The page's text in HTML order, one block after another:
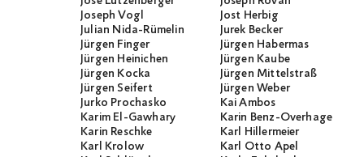
Joseph Vogl
Jost Herbig
Julian Nida-Rümelin
Jurek Becker
Jürgen Finger
Jürgen Habermas
Jürgen Heinichen
Jürgen Kaube
Jürgen Kocka
Jürgen Mittelstraß
Jürgen Seifert
Jürgen Weber
Jurko Prochasko
Kai Ambos
Karim El-Gawhary
Karin Benz-Overhage
Karin Reschke
Karl Hillermeier
Karl Krolow
Karl Otto Apel